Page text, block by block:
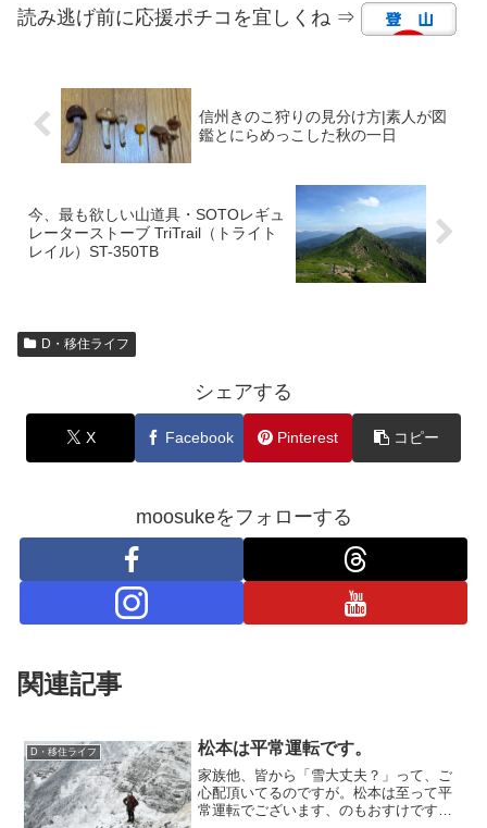
読み逃げ前に応援ポチコを宜しくね ⇒
信州きのこ狩りの見分け方|素人が図
鑑とにらめっこした秋の一日
今、最も欲しい山道具・SOTOレギュ
レーターストーブ TriTrail（トライト
レイル）ST-350TB
D・移住ライフ
シェアする
X Facebook Pinterest コピー
moosukeをフォローする
関連記事
D・移住ライフ 松本は平常運転です。
家族他、皆から「雪大丈夫？」って、ご
心配頂いてるのですが。松本は至って平
常運転でございます、のもおすけです。